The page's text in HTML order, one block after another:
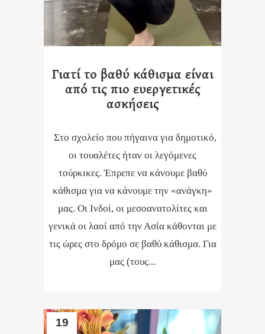
Γιατί το βαθύ κάθισμα είναι
από τις πιο ευεργετικές
ασκήσεις
Στο σχολείο που πήγαινα για δημοτικό,
οι τουαλέτες ήταν οι λεγόμενες
τούρκικες. Έπρεπε να κάνουμε βαθύ
κάθισμα για να κάνουμε την «ανάγκη»
μας. Οι Ινδοί, οι μεσοανατολίτες και
γενικά οι λαοί από την Ασία κάθονται με
τις ώρες στο δρόμο σε βαθύ κάθισμα. Για
μας (τους...
19